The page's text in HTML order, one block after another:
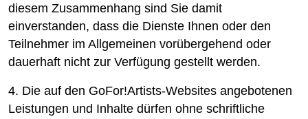
diesem Zusammenhang sind Sie damit
einverstanden, dass die Dienste Ihnen oder den
Teilnehmer im Allgemeinen vorübergehend oder
dauerhaft nicht zur Verfügung gestellt werden.
4. Die auf den GoFor!Artists-Websites angebotenen
Leistungen und Inhalte dürfen ohne schriftliche